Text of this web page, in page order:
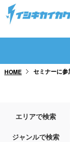
トップページ
研修・ツアーに
HOME セミナーに参
エリアで検索
ジャンルで検索